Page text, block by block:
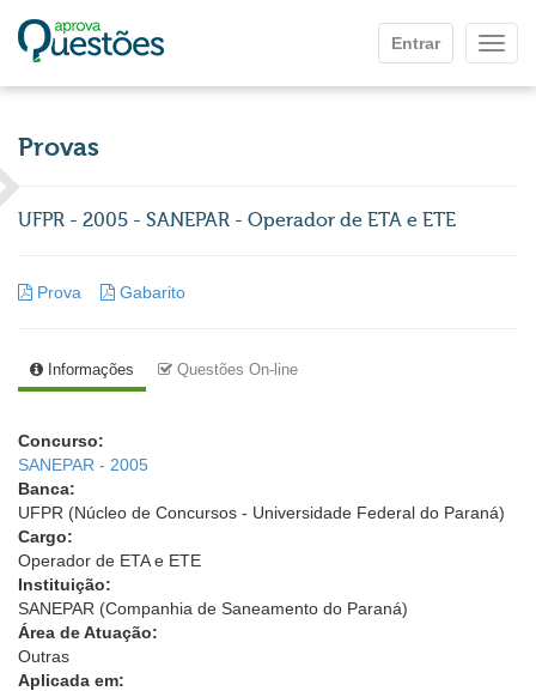
Entrar
Provas
UFPR - 2005 - SANEPAR - Operador de ETA e ETE
Prova Gabarito
Informações Questões On-line
Concurso:
SANEPAR - 2005
Banca:
UFPR (Núcleo de Concursos - Universidade Federal do Paraná)
Cargo:
Operador de ETA e ETE
Instituição:
SANEPAR (Companhia de Saneamento do Paraná)
Área de Atuação:
Outras
Aplicada em: